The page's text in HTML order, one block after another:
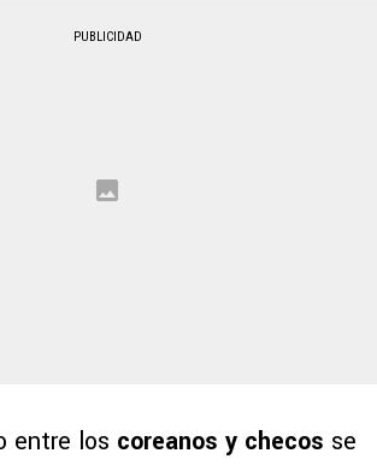
PUBLICIDAD
entre los coreanos y checos se